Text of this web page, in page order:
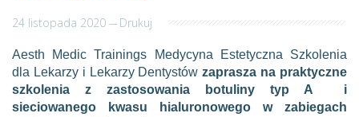
24 listopada 2020--- Drukuj
Aesth Medic Trainings Medycyna Estetyczna Szkolenia
dla Lekarzy i Lekarzy Dentystówzaprasza na praktyczne
szkolenia z zastosowania botuliny typ A i
sieciowanego kwasu hialuronowego w zabiegach